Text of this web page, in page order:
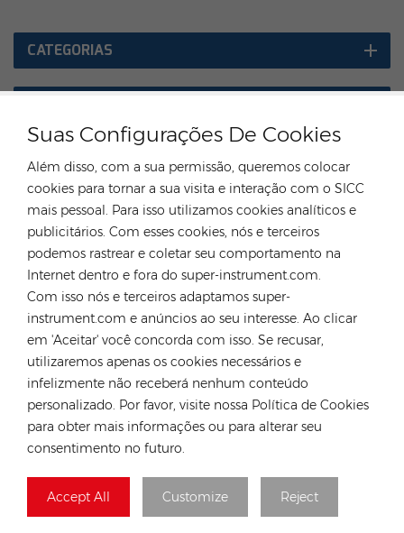
Suas Configurações De Cookies
Além disso, com a sua permissão, queremos colocar
cookies para tornar a sua visita e interação com o SICC
mais pessoal. Para isso utilizamos cookies analíticos e
publicitários. Com esses cookies, nós e terceiros
podemos rastrear e coletar seu comportamento na
Internet dentro e fora do super-instrument.com.
Com isso nós e terceiros adaptamos super-
instrument.com e anúncios ao seu interesse. Ao clicar
em 'Aceitar' você concorda com isso. Se recusar,
utilizaremos apenas os cookies necessários e
infelizmente não receberá nenhum conteúdo
personalizado. Por favor, visite nossa Política de Cookies
para obter mais informações ou para alterar seu
consentimento no futuro.
Accept All Customize Reject
CATEGORIAS
CONTATE NOSSO ESPECIALISTA
Alemanha
Tel : +49 176 55258880
E-mail :anna@rongstar.com
Escritório e Armazém :Industriestraße 40,
52457 Aldenhoven, Deutschland
Hong Kong
Tel : +852 54222219
E-mail :hk@rongstar.com
Escritório e Armazém :39 Kung-Um Road,
Yuen Long, Hong Kong
Vietnã